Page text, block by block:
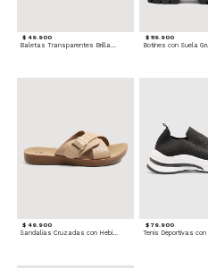
$ 49.900
Baletas Transparentes Brillantes
$ 119.900
$ 49.900
Sandalias Cruzadas con Hebilla
$ 79.900